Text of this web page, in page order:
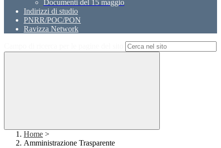
Documenti del 15 maggio
Indirizzi di studio
PNRR/POC/PON
Ravizza Network
Home >
Amministrazione Trasparente